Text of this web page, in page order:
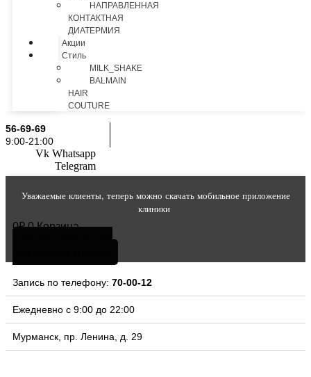
НАПРАВЛЕННАЯ
КОНТАКТНАЯ
ДИАТЕРМИЯ
Акции
Стиль
MILK_SHAKE
BALMAIN
HAIR
COUTURE
56-69-69
9:00-21:00
Vk Whatsapp
Telegram
Уважаемые клиенты, теперь можно скачать мобильное приложение
клиники
0₽ 0 Корзина
Запись по телефону: 70-00-12
Ежедневно с 9:00 до 22:00
Мурманск, пр. Ленина, д. 29